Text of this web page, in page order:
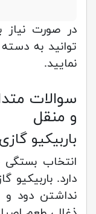
در صورت نیاز
توانید به
نمایید.
سوالات
و منقل
باربیکیو
انتخاب
دارد. باربیکیو
نداشتن دود و